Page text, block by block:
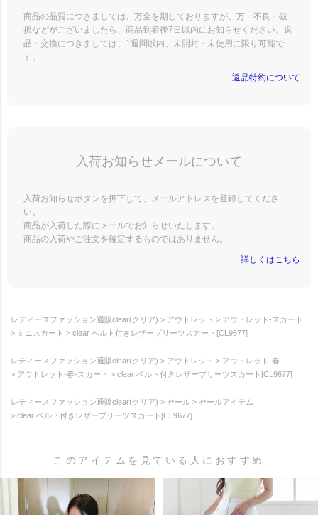
商品の品質につきましては、万全を期しておりますが、万一不良・破
損などがございましたら、商品到着後7日以内にお知らせください。返
品・交換につきましては、1週間以内、未開封・未使用に限り可能で
す。
返品特約について
入荷お知らせメールについて
入荷お知らせボタンを押下して、メールアドレスを登録してくださ
い。
商品が入荷した際にメールでお知らせいたします。
商品の入荷やご注文を確定するものではありません。
詳しくはこちら
レディースファッション通販clear(クリア) アウトレット
アウトレット-スカート
ミニスカート
clear ベルト付きレザープリーツスカート[CL9677]
レディースファッション通販clear(クリア) アウトレット
アウトレット-春
アウトレット-春-スカート
clear ベルト付きレザープリーツスカート[CL9677]
レディースファッション通販clear(クリア) セール
セールアイテム
clear ベルト付きレザープリーツスカート[CL9677]
このアイテムを見ている人におすすめ